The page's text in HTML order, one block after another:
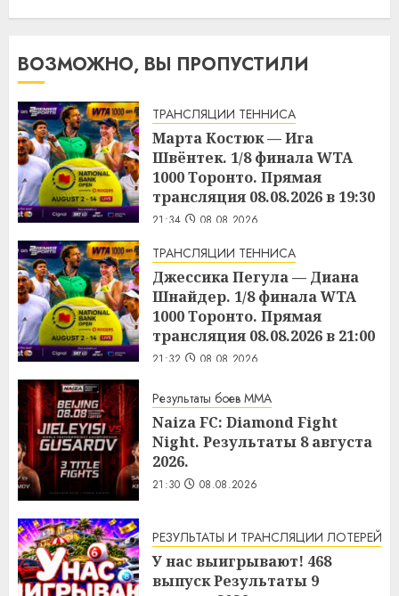
ВОЗМОЖНО, ВЫ ПРОПУСТИЛИ
ТРАНСЛЯЦИИ ТЕННИСА
Марта Костюк — Ига
Швёнтек. 1/8 финала WTA
1000 Торонто. Прямая
трансляция 08.08.2026 в 19:30
21:34 08.08.2026
ТРАНСЛЯЦИИ ТЕННИСА
Джессика Пегула — Диана
Шнайдер. 1/8 финала WTA
1000 Торонто. Прямая
трансляция 08.08.2026 в 21:00
21:32 08.08.2026
Результаты боев MMA
Naiza FC: Diamond Fight
Night. Результаты 8 августа
2026.
21:30 08.08.2026
РЕЗУЛЬТАТЫ И ТРАНСЛЯЦИИ ЛОТЕРЕЙ
У нас выигрывают! 468
выпуск Результаты 9